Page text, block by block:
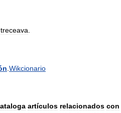
treceava
Wikcionario
artículos relacionados con